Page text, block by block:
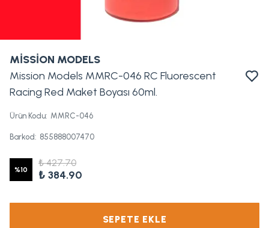
MİSSİON MODELS
Mission Models MMRC-046 RC Fluorescent
Racing Red Maket Boyası 60ml.
Ürün Kodu: MMRC-046
Barkod: 855888007470
%10
₺ 427.70
₺ 384.90
SEPETE EKLE